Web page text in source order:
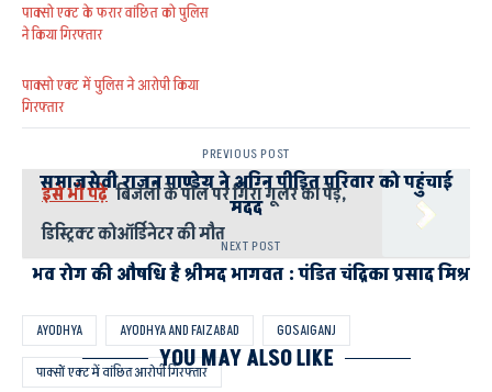
पाक्सो एक्ट के फरार वांछित को पुलिस
ने किया गिरफ्तार
पाक्सो एक्ट में पुलिस ने आरोपी किया
गिरफ्तार
इसे भी पढ़े बिजली के पोल पर गिरा गूलर का पेड़,
डिस्ट्रिक्ट कोऑर्डिनेटर की मौत
AYODHYA AYODHYA AND FAIZABAD GOSAIGANJ
पाक्सों एक्ट में वांछित आरोपी गिरफ्तार
PREVIOUS POST
समाजसेवी राजन पाण्डेय ने अग्नि पीड़ित परिवार को पहुंचाई
मदद
NEXT POST
भव रोग की औषधि है श्रीमद भागवत : पंडित चंद्रिका प्रसाद मिश्र
YOU MAY ALSO LIKE